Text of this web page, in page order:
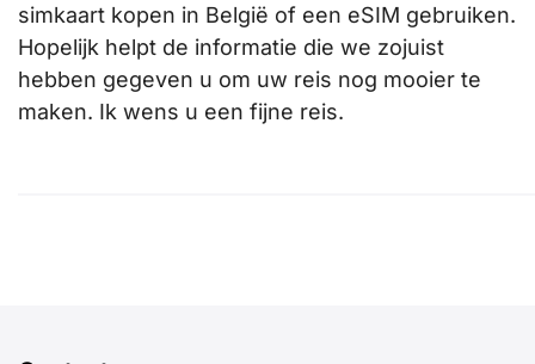
simkaart kopen in België of een eSIM gebruiken.
Hopelijk helpt de informatie die we zojuist
hebben gegeven u om uw reis nog mooier te
maken. Ik wens u een fijne reis.